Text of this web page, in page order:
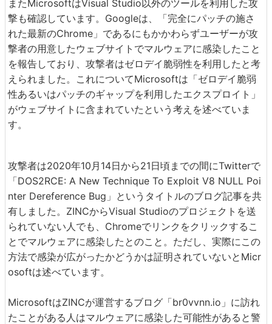
またMicrosoftはVisual Studio以外のツールを利用した攻
撃も確認しています。Googleは、「完全にパッチの施さ
れた最新のChrome」であるにもかかわらずユーザーが攻
撃者の用意したウェブサイトでマルウェアに感染したこと
を報告しており、攻撃者はゼロデイ脆弱性を利用したと考
えられました。これについてMicrosoftは「ゼロデイ脆弱
性あるいはパッチのギャップを利用したエクスプロイト」
がウェブサイトに含まれていたという考えを述べていま
す。
攻撃者は2020年10月14日から21日頃までの間にTwitterで
「DOS2RCE: A New Technique To Exploit V8 NULL Poi
nter Dereference Bug」というタイトルのブログ記事を共
有しました。ZINCからVisual Studioのプロジェクトを送
られていない人でも、Chromeでリンクをクリックするこ
とでマルウェアに感染したとのこと。ただし、実際にこの
方法で感染が広がったかどうかは証明されていないとMicr
osoftは述べています。
MicrosoftはZINCが運営するブログ「br0vvnn.io」に訪れ
たことがある人はマルウェアに感染した可能性があると警